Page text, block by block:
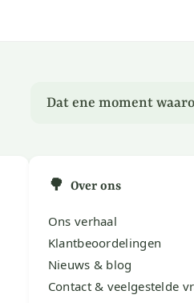
Dat ene moment
🌳 Over ons
Ons verhaal
Klantbeoordelingen
Nieuws & blog
Contact & veelgestelde